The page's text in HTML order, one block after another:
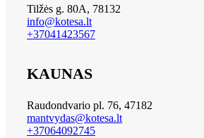
Tilžės g. 80A, 78132
info@kotesa.lt
+37041423567
KAUNAS
Raudondvario pl. 76, 47182
mantvydas@kotesa.lt
+37064092745